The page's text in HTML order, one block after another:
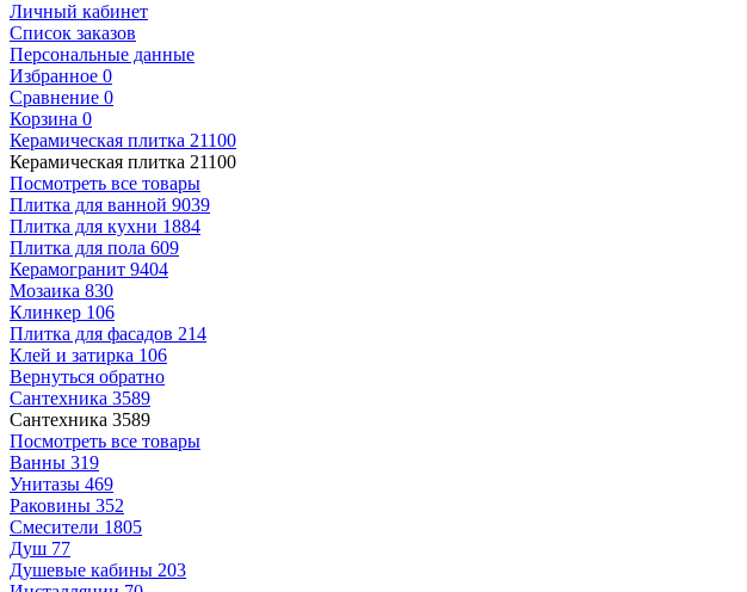
Личный кабинет
Список заказов
Персональные данные
Избранное 0
Сравнение 0
Корзина 0
Керамическая плитка 21100
Керамическая плитка 21100
Посмотреть все товары
Плитка для ванной 9039
Плитка для кухни 1884
Плитка для пола 609
Керамогранит 9404
Мозаика 830
Клинкер 106
Плитка для фасадов 214
Клей и затирка 106
Вернуться обратно
Сантехника 3589
Сантехника 3589
Посмотреть все товары
Ванны 319
Унитазы 469
Раковины 352
Смесители 1805
Душ 77
Душевые кабины 203